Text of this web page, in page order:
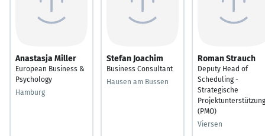
Anastasja Miller
European Business &
Psychology
Hamburg
Stefan Joachim
Business Consultant
Hausen am Bussen
Roman Strauch
Deputy Head of
Scheduling -
Strategische
Projektunterstützung
(PMO)
Viersen